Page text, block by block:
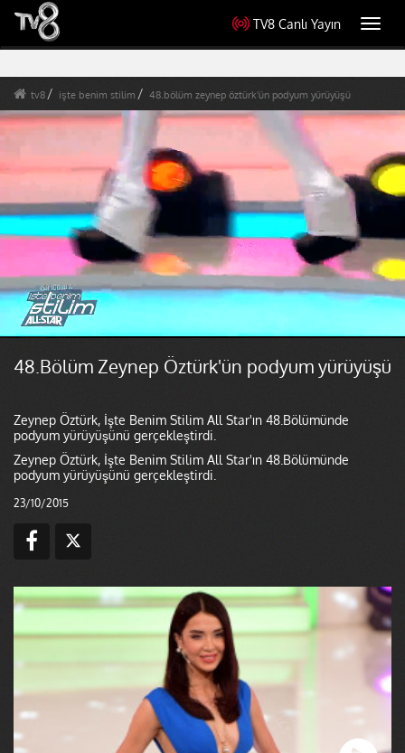
TV8 Canlı Yayın
tv8 işte benim stilim 48.bölüm zeynep öztürk'ün podyum yürüyüşü
48.Bölüm Zeynep Öztürk'ün podyum yürüyüşü
Zeynep Öztürk, İşte Benim Stilim All Star'ın 48.Bölümünde
podyum yürüyüşünü gerçekleştirdi.
Zeynep Öztürk, İşte Benim Stilim All Star'ın 48.Bölümünde
podyum yürüyüşünü gerçekleştirdi.
23/10/2015